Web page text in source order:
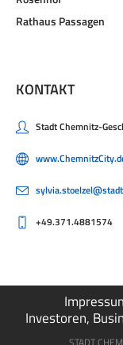
Rathaus Passagen
KONTAKT
Stadt Chemnitz-
+49.371.4881574
Investoren,